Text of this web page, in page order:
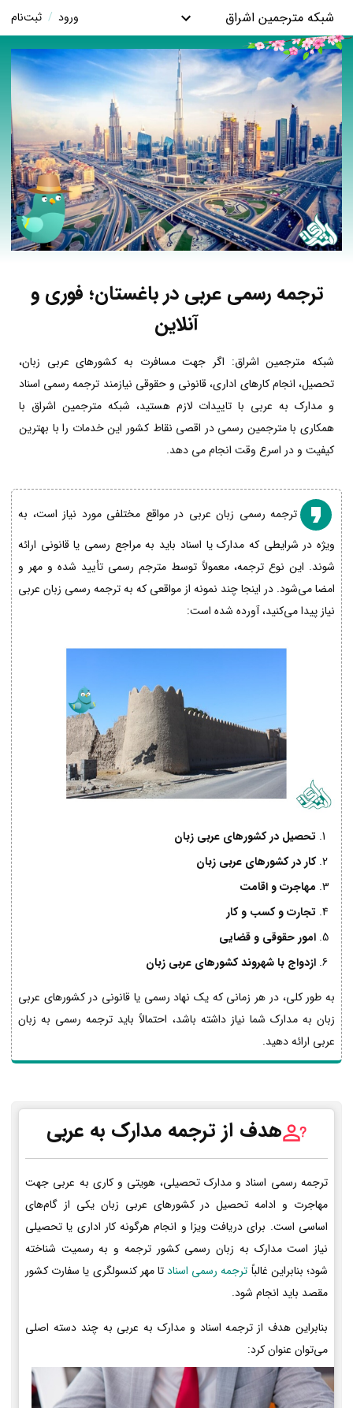
شبکه مترجمین اشراق ورود / ثبت‌نام
ترجمه رسمی عربی در باغستان؛ فوری و
آنلاین
شبکه مترجمین اشراق: اگر جهت مسافرت به کشورهای عربی زبان،
تحصیل، انجام کارهای اداری، قانونی و حقوقی نیازمند ترجمه رسمی اسناد
و مدارک به عربی با تاییدات لازم هستید، شبکه مترجمین اشراق با
همکاری با مترجمین رسمی در اقصی نقاط کشور این خدمات را با بهترین
کیفیت و در اسرع وقت انجام می دهد.
ترجمه رسمی زبان عربی در مواقع مختلفی مورد نیاز است، به
ویژه در شرایطی که مدارک یا اسناد باید به مراجع رسمی یا قانونی ارائه
شوند. این نوع ترجمه، معمولاً توسط مترجم رسمی تأیید شده و مهر و
امضا می‌شود. در اینجا چند نمونه از مواقعی که به ترجمه رسمی زبان عربی
نیاز پیدا می‌کنید، آورده شده است:
تحصیل در کشورهای عربی زبان
کار در کشورهای عربی زبان
مهاجرت و اقامت
تجارت و کسب و کار
امور حقوقی و قضایی
ازدواج با شهروند کشورهای عربی زبان
به طور کلی، در هر زمانی که یک نهاد رسمی یا قانونی در کشورهای عربی
زبان به مدارک شما نیاز داشته باشد، احتمالاً باید ترجمه رسمی به زبان
عربی ارائه دهید.
هدف از ترجمه مدارک به عربی
ترجمه رسمی اسناد و مدارک تحصیلی، هویتی و کاری به عربی جهت
مهاجرت و ادامه تحصیل در کشورهای عربی زبان یکی از گام‌های
اساسی است. برای دریافت ویزا و انجام هرگونه کار اداری یا تحصیلی
نیاز است مدارک به زبان رسمی کشور ترجمه و به رسمیت شناخته
شود؛ بنابراین غالباً ترجمه رسمی اسنادتا مهر کنسولگری یا سفارت کشور
مقصد باید انجام شود.
بنابراین هدف از ترجمه اسناد و مدارک به عربی به چند دسته اصلی
می‌توان عنوان کرد: